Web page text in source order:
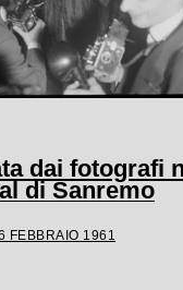
dai fotografi
di Sanremo
FEBBRAIO 1961